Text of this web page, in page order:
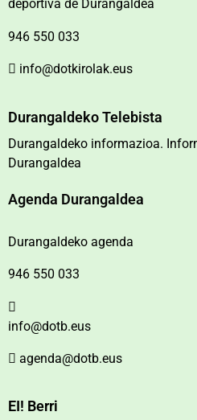
deportiva de Durangaldea
946 550 033
info@dotkirolak.eus
Durangaldeko Telebista
Durangaldeko informazioa.
Durangaldea
Agenda Durangaldea
Durangaldeko agenda
946 550 033
info@dotb.eus
agenda@dotb.eus
EI! Berri